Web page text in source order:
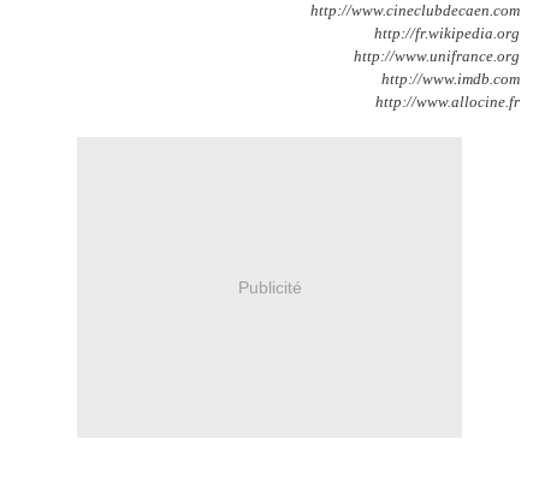
http://www.cineclubdecaen.com
http://fr.wikipedia.org
http://www.unifrance.org
http://www.imdb.com
http://www.allocine.fr
Publicité